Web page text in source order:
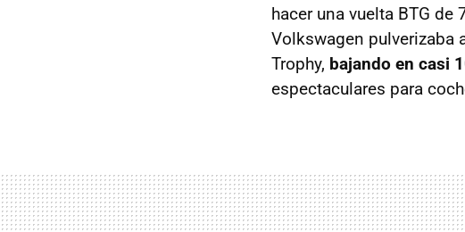
hacer una vuelta BTG
Volkswagen pulverizaba
Trophy, bajando en casi
espectaculares para